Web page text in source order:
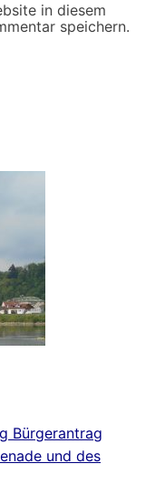
in diesem
speichern.
Bürgerantrag
und des